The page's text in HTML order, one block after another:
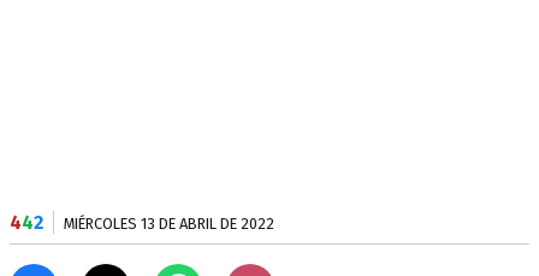
442 MIÉRCOLES 13 DE ABRIL DE 2022